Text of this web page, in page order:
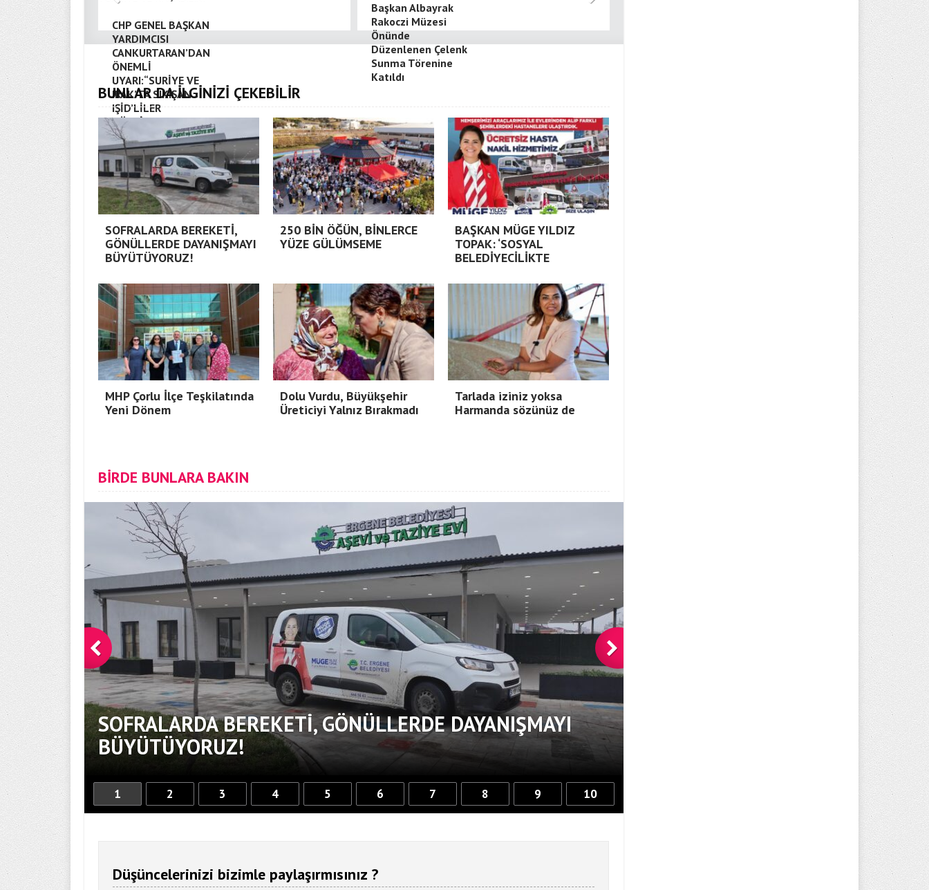
CHP GENEL BAŞKAN
YARDIMCISI
CANKURTARAN’DAN
ÖNEMLİ
UYARI:“SURİYE VE
IRAK’TA SIKIŞAN
IŞİD’LİLER
TÜRKİYE’YE
KAÇABİLİR!”
Başkan Albayrak
Rakoczi Müzesi
Önünde
Düzenlenen Çelenk
Sunma Törenine
Katıldı
BUNLAR DA İLGİNİZİ ÇEKEBİLİR
SOFRALARDA BEREKETİ,
GÖNÜLLERDE DAYANIŞMAYI
BÜYÜTÜYORUZ!
250 BİN ÖĞÜN, BİNLERCE
YÜZE GÜLÜMSEME
BAŞKAN MÜGE YILDIZ
TOPAK: ‘SOSYAL
BELEDİYECİLİKTE
MHP Çorlu İlçe Teşkilatında
Yeni Dönem
Dolu Vurdu, Büyükşehir
Üreticiyi Yalnız Bırakmadı
Tarlada iziniz yoksa
Harmanda sözünüz de
BİRDE BUNLARA BAKIN
SOFRALARDA BEREKETİ, GÖNÜLLERDE DAYANIŞMAYI
BÜYÜTÜYORUZ!
250 BİN ÖĞÜN, BİNLERCE
1 2 3 4 5 6 7 8 9 10
Düşüncelerinizi bizimle paylaşırmısınız ?